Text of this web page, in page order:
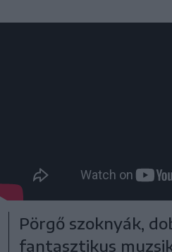
Pörgő szoknyák,
fantasztikus